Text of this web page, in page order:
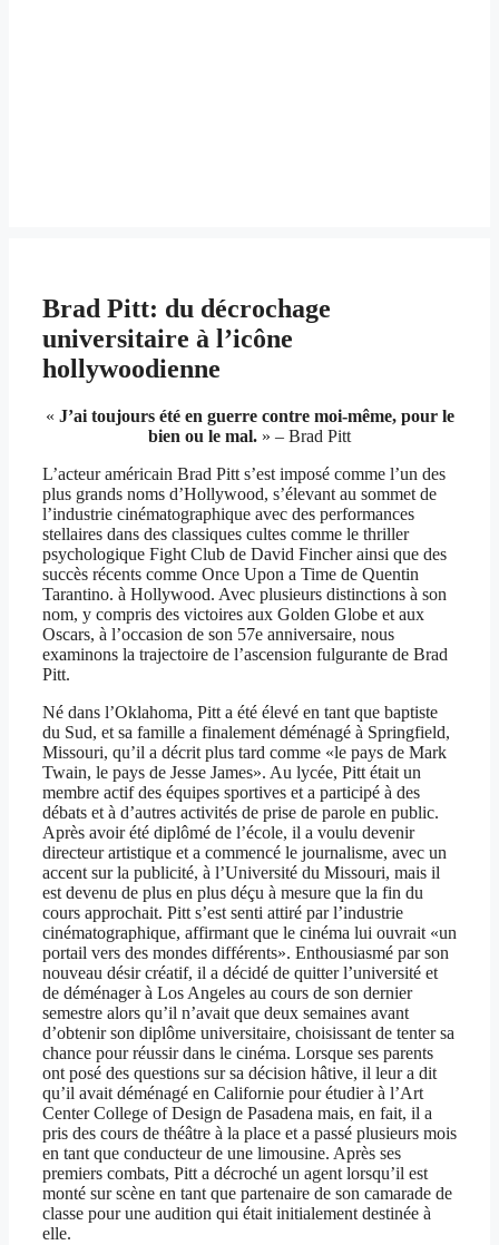
Brad Pitt: du décrochage
universitaire à l’icône
hollywoodienne
« J’ai toujours été en guerre contre moi-même, pour le
bien ou le mal. » – Brad Pitt
L’acteur américain Brad Pitt s’est imposé comme l’un des
plus grands noms d’Hollywood, s’élevant au sommet de
l’industrie cinématographique avec des performances
stellaires dans des classiques cultes comme le thriller
psychologique Fight Club de David Fincher ainsi que des
succès récents comme Once Upon a Time de Quentin
Tarantino. à Hollywood. Avec plusieurs distinctions à son
nom, y compris des victoires aux Golden Globe et aux
Oscars, à l’occasion de son 57e anniversaire, nous
examinons la trajectoire de l’ascension fulgurante de Brad
Pitt.
Né dans l’Oklahoma, Pitt a été élevé en tant que baptiste
du Sud, et sa famille a finalement déménagé à Springfield,
Missouri, qu’il a décrit plus tard comme «le pays de Mark
Twain, le pays de Jesse James». Au lycée, Pitt était un
membre actif des équipes sportives et a participé à des
débats et à d’autres activités de prise de parole en public.
Après avoir été diplômé de l’école, il a voulu devenir
directeur artistique et a commencé le journalisme, avec un
accent sur la publicité, à l’Université du Missouri, mais il
est devenu de plus en plus déçu à mesure que la fin du
cours approchait. Pitt s’est senti attiré par l’industrie
cinématographique, affirmant que le cinéma lui ouvrait «un
portail vers des mondes différents». Enthousiasmé par son
nouveau désir créatif, il a décidé de quitter l’université et
de déménager à Los Angeles au cours de son dernier
semestre alors qu’il n’avait que deux semaines avant
d’obtenir son diplôme universitaire, choisissant de tenter sa
chance pour réussir dans le cinéma. Lorsque ses parents
ont posé des questions sur sa décision hâtive, il leur a dit
qu’il avait déménagé en Californie pour étudier à l’Art
Center College of Design de Pasadena mais, en fait, il a
pris des cours de théâtre à la place et a passé plusieurs mois
en tant que conducteur de une limousine. Après ses
premiers combats, Pitt a décroché un agent lorsqu’il est
monté sur scène en tant que partenaire de son camarade de
classe pour une audition qui était initialement destinée à
elle.